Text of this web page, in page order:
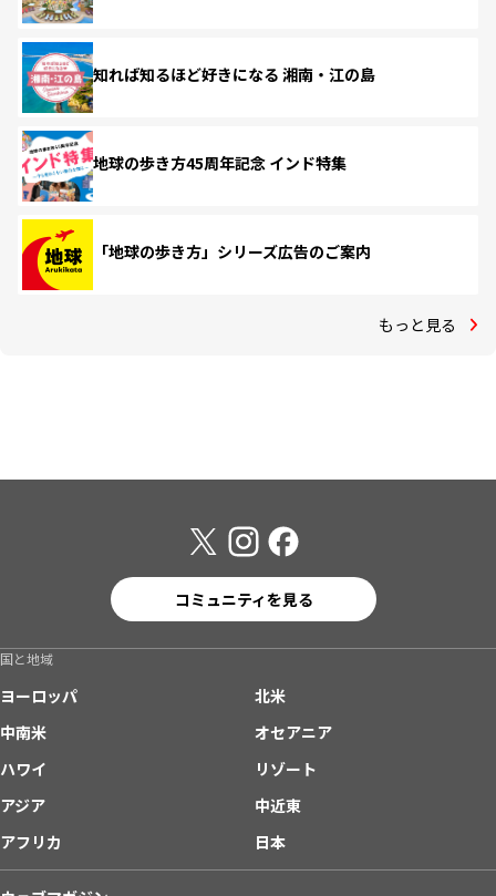
知れば知るほど好きになる 湘南・江の島
地球の歩き方45周年記念 インド特集
「地球の歩き方」シリーズ広告のご案内
もっと見る
コミュニティを見る
国と地域
ヨーロッパ
北米
中南米
オセアニア
ハワイ
リゾート
アジア
中近東
アフリカ
日本